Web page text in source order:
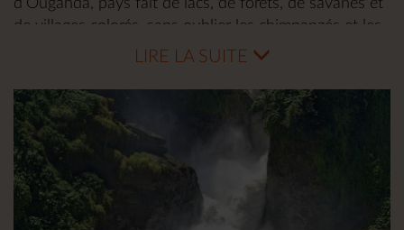
d’Ouganda, pays fait de lacs, de forêts, de savanes et
de villages colorés, sans oublier les chimpanzés et les
lions arboricoles dans la région d’Ishasha.
Vous ouvrirez de grands yeux devant les fameuses
Murchisson Falls et serez sous le charme de la
communauté très attachante de Bwindi. Un
Ouganda c’est un voyage exceptionnel
couleurs et fort en émotions.
LIRE LA SUITE